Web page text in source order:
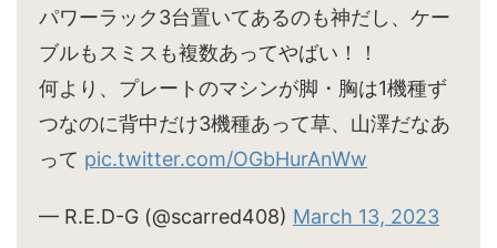
パワーラック3台置いてあるのも神だし、ケー
ブルもスミスも複数あってやばい！！
何より、プレートのマシンが脚・胸は1機種ず
つなのに背中だけ3機種あって草、山澤だなあ
って pic.twitter.com/OGbHurAnWw
— R.E.D-G (@scarred408) March 13, 2023